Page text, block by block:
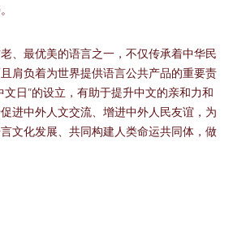
、最优美的语言之一，不仅传承着中华民
肩负着为世界提供语言公共产品的重要责
文日”的设立，有助于提升中文的亲和力和
进中外人文交流、增进中外人民友谊，为
文化发展、共同构建人类命运共同体，做